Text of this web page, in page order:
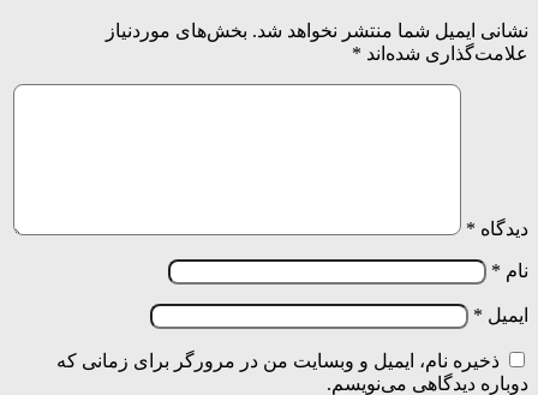
نشانی ایمیل شما منتشر نخواهد شد. بخش‌های موردنیاز
علامت‌گذاری شده‌اند *
دیدگاه *
نام *
ایمیل *
ذخیره نام، ایمیل و وبسایت من در مرورگر برای زمانی که
دوباره دیدگاهی می‌نویسم.